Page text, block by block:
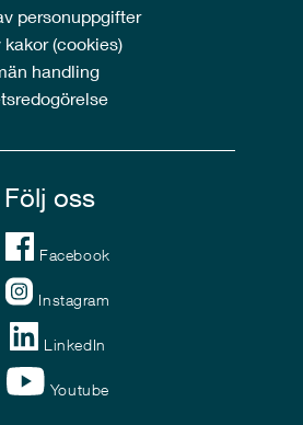
personuppgifter
(cookies)
handling
Följ oss
Facebook
Instagram
LinkedIn
Youtube